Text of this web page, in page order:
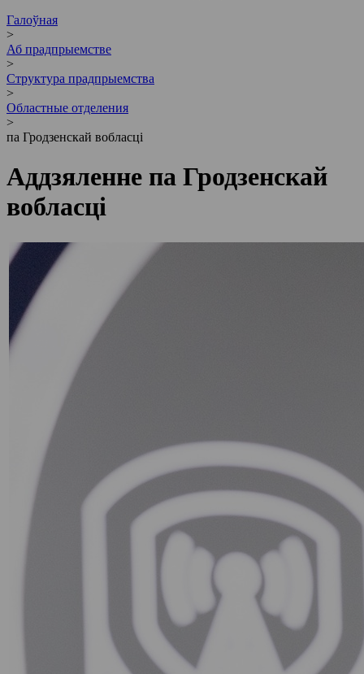
Галоўная
>
Аб прадпрыемстве
>
Cтруктура прадпрыемства
>
Областные отделения
>
па Гродзенскай вобласці
Аддзяленне па Гродзенскай
вобласці